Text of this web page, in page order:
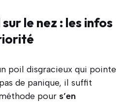
le nez : les infos
poil disgracieux qui pointe
de panique, il suffit
pour s’en